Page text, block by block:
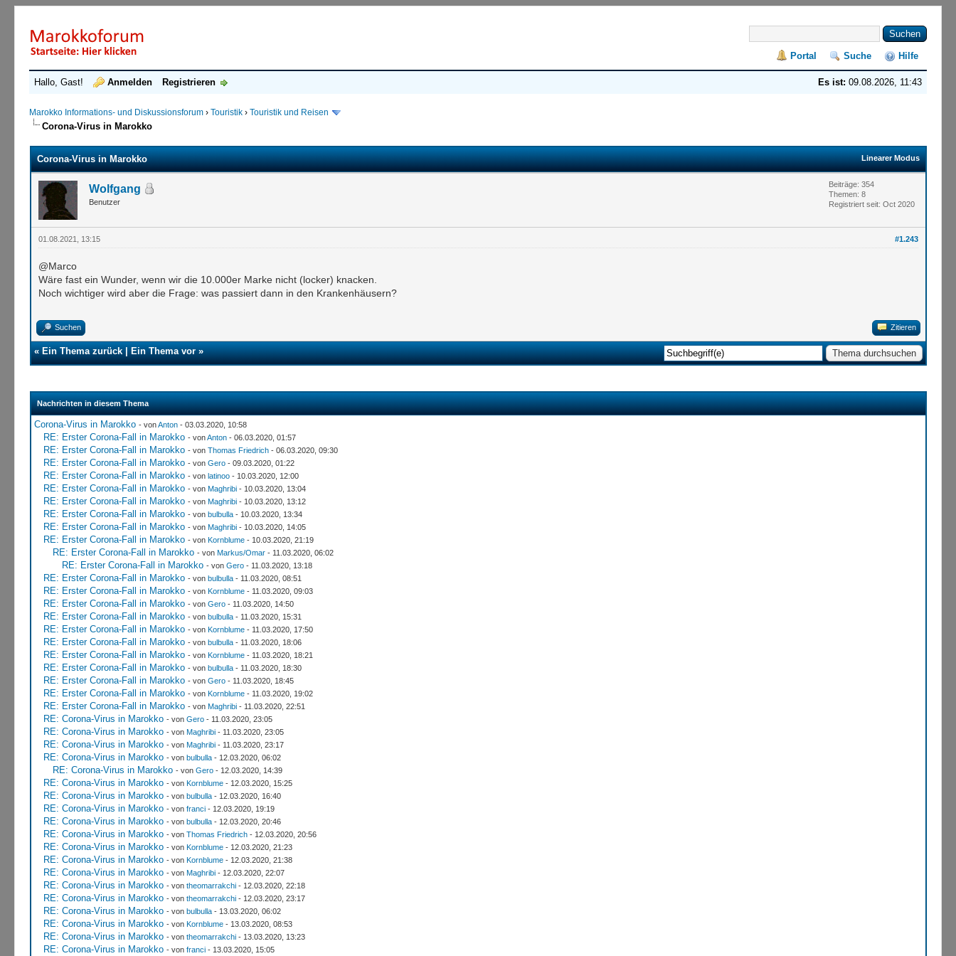
Portal Suche Hilfe
Es ist: 09.08.2026, 11:43
Hallo, Gast! Anmelden Registrieren
Marokko Informations- und Diskussionsforum ›Touristik ›Touristik und Reisen
Corona-Virus in Marokko
Linearer Modus
Corona-Virus in Marokko
Wolfgang
Benutzer
Beiträge: 354
Themen: 8
Registriert seit: Oct 2020
#1.243
01.08.2021, 13:15
@Marco
Wäre fast ein Wunder, wenn wir die 10.000er Marke nicht (locker) knacken.
Noch wichtiger wird aber die Frage: was passiert dann in den Krankenhäusern?
Suchen Zitieren
«Ein Thema zurück|Ein Thema vor»
Nachrichten in diesem Thema
Corona-Virus in Marokko - vonAnton- 03.03.2020, 10:58
RE: Erster Corona-Fall in Marokko - vonAnton- 06.03.2020, 01:57
RE: Erster Corona-Fall in Marokko - von Thomas Friedrich- 06.03.2020, 09:30
RE: Erster Corona-Fall in Marokko - von Gero- 09.03.2020, 01:22
RE: Erster Corona-Fall in Marokko - von latinoo- 10.03.2020, 12:00
RE: Erster Corona-Fall in Marokko - von Maghribi- 10.03.2020, 13:04
RE: Erster Corona-Fall in Marokko - von Maghribi- 10.03.2020, 13:12
RE: Erster Corona-Fall in Marokko - von bulbulla- 10.03.2020, 13:34
RE: Erster Corona-Fall in Marokko - von Maghribi- 10.03.2020, 14:05
RE: Erster Corona-Fall in Marokko - von Kornblume- 10.03.2020, 21:19
RE: Erster Corona-Fall in Marokko - von Markus/Omar- 11.03.2020, 06:02
RE: Erster Corona-Fall in Marokko - von Gero- 11.03.2020, 13:18
RE: Erster Corona-Fall in Marokko - von bulbulla- 11.03.2020, 08:51
RE: Erster Corona-Fall in Marokko - von Kornblume- 11.03.2020, 09:03
RE: Erster Corona-Fall in Marokko - von Gero- 11.03.2020, 14:50
RE: Erster Corona-Fall in Marokko - von bulbulla- 11.03.2020, 15:31
RE: Erster Corona-Fall in Marokko - von Kornblume- 11.03.2020, 17:50
RE: Erster Corona-Fall in Marokko - von bulbulla- 11.03.2020, 18:06
RE: Erster Corona-Fall in Marokko - von Kornblume- 11.03.2020, 18:21
RE: Erster Corona-Fall in Marokko - von bulbulla- 11.03.2020, 18:30
RE: Erster Corona-Fall in Marokko - von Gero- 11.03.2020, 18:45
RE: Erster Corona-Fall in Marokko - von Kornblume- 11.03.2020, 19:02
RE: Erster Corona-Fall in Marokko - von Maghribi- 11.03.2020, 22:51
RE: Corona-Virus in Marokko - von Gero- 11.03.2020, 23:05
RE: Corona-Virus in Marokko - von Maghribi- 11.03.2020, 23:05
RE: Corona-Virus in Marokko - von Maghribi- 11.03.2020, 23:17
RE: Corona-Virus in Marokko - von bulbulla- 12.03.2020, 06:02
RE: Corona-Virus in Marokko - von Gero- 12.03.2020, 14:39
RE: Corona-Virus in Marokko - von Kornblume- 12.03.2020, 15:25
RE: Corona-Virus in Marokko - von bulbulla- 12.03.2020, 16:40
RE: Corona-Virus in Marokko - von franci- 12.03.2020, 19:19
RE: Corona-Virus in Marokko - von bulbulla- 12.03.2020, 20:46
RE: Corona-Virus in Marokko - von Thomas Friedrich- 12.03.2020, 20:56
RE: Corona-Virus in Marokko - von Kornblume- 12.03.2020, 21:23
RE: Corona-Virus in Marokko - von Kornblume- 12.03.2020, 21:38
RE: Corona-Virus in Marokko - von Maghribi- 12.03.2020, 22:07
RE: Corona-Virus in Marokko - von theomarrakchi- 12.03.2020, 22:18
RE: Corona-Virus in Marokko - von theomarrakchi- 12.03.2020, 23:17
RE: Corona-Virus in Marokko - von bulbulla- 13.03.2020, 06:02
RE: Corona-Virus in Marokko - von Kornblume- 13.03.2020, 08:53
RE: Corona-Virus in Marokko - von theomarrakchi- 13.03.2020, 13:23
RE: Corona-Virus in Marokko - von franci- 13.03.2020, 15:05